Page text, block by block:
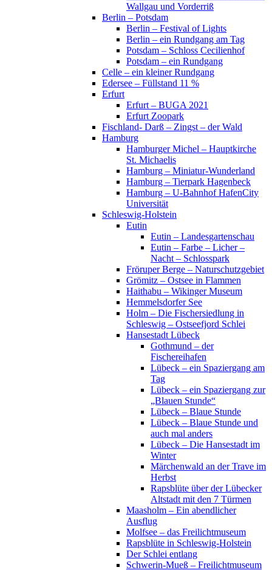
Wallgau und Vorderriß
Berlin – Potsdam
Berlin – Festival of Lights
Berlin – ein Rundgang am Tag
Potsdam – Schloss Cecilienhof
Potsdam – ein Rundgang
Celle – ein kleiner Rundgang
Edersee – Füllstand 11 %
Erfurt
Erfurt – BUGA 2021
Erfurt Zoopark
Fischland- Darß – Zingst – der Wald
Hamburg
Hamburger Michel – Hauptkirche
St. Michaelis
Hamburg – Miniatur-Wunderland
Hamburg – Tierpark Hagenbeck
Hamburg – U-Bahnhof HafenCity
Universität
Schleswig-Holstein
Eutin
Eutin – Landesgartenschau
Eutin – Farbe – Licher –
Nacht – Schlosspark
Fröruper Berge – Naturschutzgebiet
Grömitz – Ostsee in Flammen
Haithabu – Wikinger Museum
Hemmelsdorfer See
Holm – Die Fischersiedlung in
Schleswig – Ostseefjord Schlei
Hansestadt Lübeck
Gothmund – der
Fischereihafen
Lübeck – ein Spaziergang am
Tag
Lübeck – ein Spaziergang zur
„Blauen Stunde“
Lübeck – Blaue Stunde
Lübeck – Blaue Stunde und
auch mal anders
Lübeck – Die Hansestadt im
Winter
Märchenwald an der Trave im
Herbst
Rapsblüte über der Lübecker
Altstadt mit den 7 Türmen
Maasholm – Ein abendlicher
Ausflug
Molfsee – das Freilichtmuseum
Rapsblüte in Schleswig-Holstein
Der Schlei entlang
Schwerin-Mueß – Freilichtmuseum